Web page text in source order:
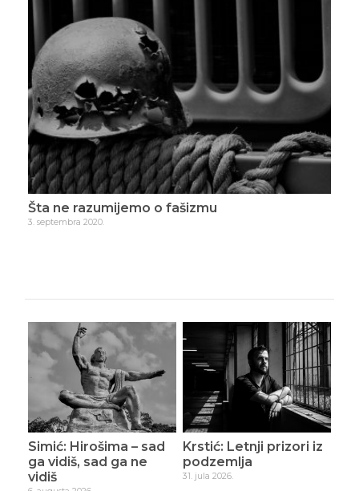
Šta ne razumijemo o fašizmu
3. septembra 2020.
Simić: Hirošima – sad
ga vidiš, sad ga ne
vidiš
Krstić: Letnji prizori iz
podzemlja
31. jula 2026.